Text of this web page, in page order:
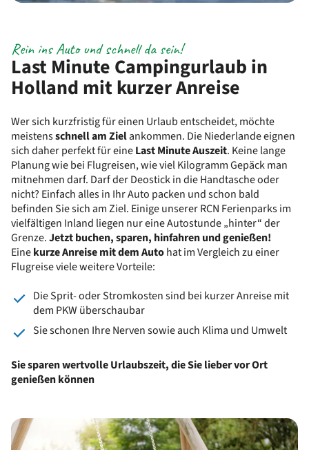
Last Minute Campingurlaub in
Holland mit kurzer Anreise
Rein ins Auto und schnell da sein!
Wer sich kurzfristig für einen Urlaub entscheidet, möchte
meistensschnell am Zielankommen. Die Niederlande eignen
sich daher perfekt für eineLast Minute Auszeit. Keine lange
Planung wie bei Flugreisen, wie viel Kilogramm Gepäck man
mitnehmen darf. Darf der Deostick in die Handtasche oder
nicht? Einfach alles in Ihr Auto packen und schon bald
befinden Sie sich am Ziel. Einige unserer RCN Ferienparks im
vielfältigen Inland liegen nur eine Autostunde „hinter“ der
Grenze.Jetzt buchen, sparen, hinfahren und genießen!
Einekurze Anreise mit dem Autohat im Vergleich zu einer
Flugreise viele weitere Vorteile:
Die Sprit- oder Stromkosten sind bei kurzer Anreise mit
dem PKW überschaubar
Sie schonen Ihre Nerven sowie auch Klima und Umwelt
Sie sparen wertvolle Urlaubszeit, die Sie lieber vor Ort
genießen können